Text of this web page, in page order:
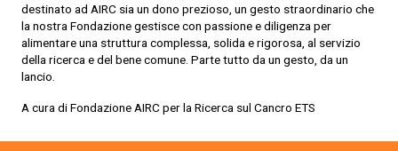
destinato ad AIRC sia un dono prezioso, un gesto straordinario che
la nostra Fondazione gestisce con passione e diligenza per
alimentare una struttura complessa, solida e rigorosa, al servizio
della ricerca e del bene comune. Parte tutto da un gesto, da un
lancio.
A cura di Fondazione AIRC per la Ricerca sul Cancro ETS